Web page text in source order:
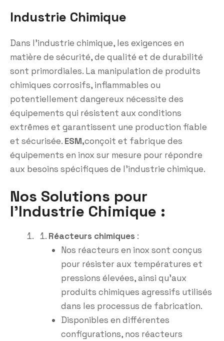
Industrie Chimique
Dans l’industrie chimique, les exigences en
matière de sécurité, de qualité et de durabilité
sont primordiales. La manipulation de produits
chimiques corrosifs, inflammables ou
potentiellement dangereux nécessite des
équipements qui résistent aux conditions
extrêmes et garantissent une production fiable
et sécurisée. ESM,conçoit et fabrique des
équipements en inox sur mesure pour répondre
aux besoins spécifiques de l’industrie chimique.
Nos Solutions pour
l'Industrie Chimique :
Réacteurs chimiques :
Nos réacteurs en inox sont conçus
pour résister aux températures et
pressions élevées, ainsi qu’aux
produits chimiques agressifs utilisés
dans les processus de fabrication.
Disponibles en différentes
configurations, nos réacteurs